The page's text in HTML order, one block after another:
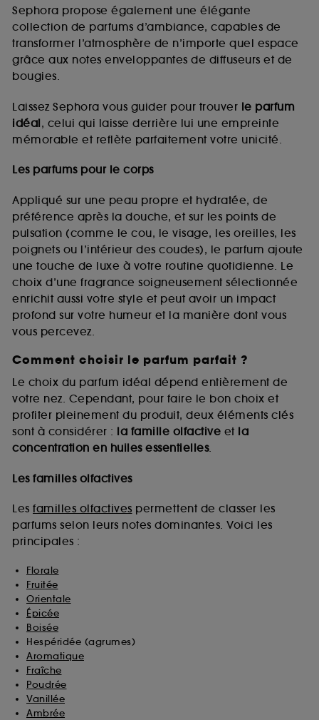
Sephora propose également une élégante
collection de parfums d’ambiance, capables de
transformer l’atmosphère de n’importe quel espace
grâce aux notes enveloppantes de diffuseurs et de
bougies.
Laissez Sephora vous guider pour trouver le parfum
idéal, celui qui laisse derrière lui une empreinte
mémorable et reflète parfaitement votre unicité.
Les parfums pour le corps
Appliqué sur une peau propre et hydratée, de
préférence après la douche, et sur les points de
pulsation (comme le cou, le visage, les oreilles, les
poignets ou l’intérieur des coudes), le parfum ajoute
une touche de luxe à votre routine quotidienne. Le
choix d’une fragrance soigneusement sélectionnée
enrichit aussi votre style et peut avoir un impact
profond sur votre humeur et la manière dont vous
vous percevez.
Comment choisir le parfum parfait ?
Le choix du parfum idéal dépend entièrement de
votre nez. Cependant, pour faire le bon choix et
profiter pleinement du produit, deux éléments clés
sont à considérer : la famille olfactive et la
concentration en huiles essentielles.
Les familles olfactives
Les familles olfactives permettent de classer les
parfums selon leurs notes dominantes. Voici les
principales :
Florale
Fruitée
Orientale
Épicée
Boisée
Hespéridée (agrumes)
Aromatique
Fraîche
Poudrée
Vanillée
Ambrée
de vous plaire via des publicités, y compris sur des
sites tiers et sur les réseaux sociaux, sur la base
des pages que vous avez consultées, de votre
navigation, et de l'historique de vos interactions.
d’en améliorer la performance.
Cookies de sécurisation des paiements en ligne :
fraudes aux moyens de paiement et les
usurpations d’identité.
Cookies fonctionnels :il s’agit de cookies
permettant l’affichage et/ou la fourniture de
certaines fonctionnalités du site, tel que les
cookies d’authentification qui sont utilisés afin de
vous faire bénéficier de l’authentification
prolongée vous permettant d’accéder à votre
compte lors de votre prochaine visite sur le site
sans saisir à nouveau votre identifiant et mot de
passe.
A l'exception des cookies techniques, le dépôt et la
lecture de ces traceurs requiert votre accord. Vous
pouvez personnaliser vos choix concernant le dépôt
de ces cookies grâce au bouton "personnaliser mes
choix" ci-dessous ou décider de "tout accepter".
Sephora pourra associer les informations de
navigation collectées par ces Cookies, pour les
collectées ou générées lors de votre activité en ligne
sur "continuer sans accepter". Voous pouvez à tout
moment choisir de retirer votrte consentement. Si vous
souhaitez obtenir plus d'information sur les cookies
utilisés, cliquez